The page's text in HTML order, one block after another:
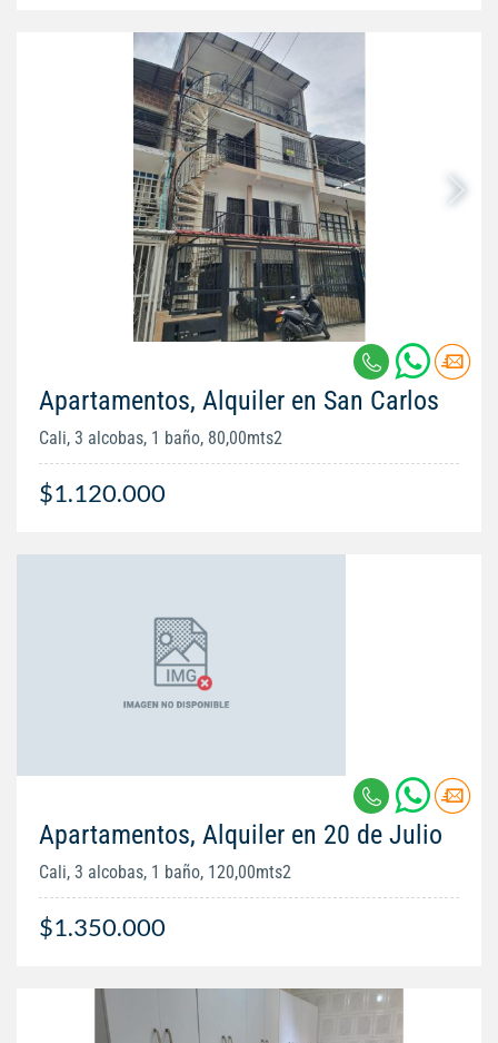
Apartamentos, Alquiler en San Carlos
Cali, 3 alcobas, 1 baño, 80,00mts2
$1.120.000
Apartamentos, Alquiler en 20 de Julio
Cali, 3 alcobas, 1 baño, 120,00mts2
$1.350.000